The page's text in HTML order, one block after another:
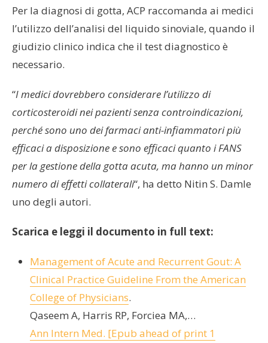
Per la diagnosi di gotta, ACP raccomanda ai medici
l’utilizzo dell’analisi del liquido sinoviale, quando il
giudizio clinico indica che il test diagnostico è
necessario.
“I medici dovrebbero considerare l’utilizzo di
corticosteroidi nei pazienti senza controindicazioni,
perché sono uno dei farmaci anti-infiammatori più
efficaci a disposizione e sono efficaci quanto i FANS
per la gestione della gotta acuta, ma hanno un minor
numero di effetti collaterali“, ha detto Nitin S. Damle
uno degli autori.
Scarica e leggi il documento in full text:
Management of Acute and Recurrent Gout: A
Clinical Practice Guideline From the American
College of Physicians.
Qaseem A, Harris RP, Forciea MA,…
Ann Intern Med. [Epub ahead of print 1